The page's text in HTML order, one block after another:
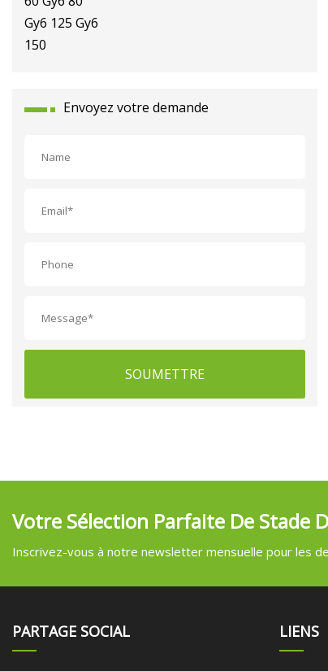
Envoyez votre demande
SOUMETTRE
Votre Sélection Parfaite De Stade
Inscrivez-vous à notre newsletter mensuelle pour les
PARTAGE SOCIAL LIENS